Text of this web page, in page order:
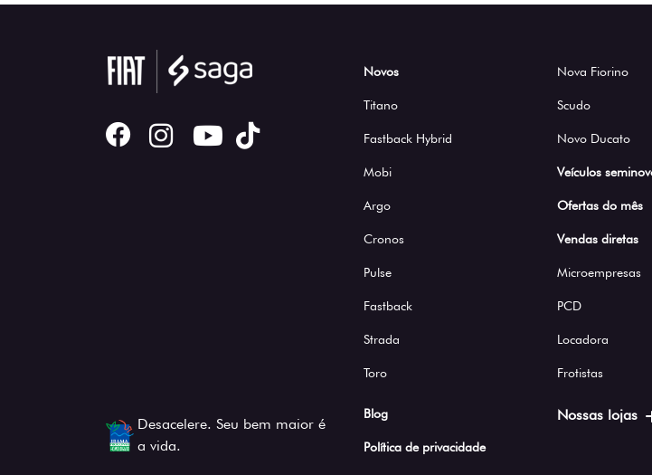
Desacelere. Seu bem maior é
a vida.
Novos
Titano
Fastback Hybrid
Mobi
Argo
Cronos
Pulse
Fastback
Strada
Toro
Nova Fiorino
Scudo
Novo Ducato
Veículos
Ofertas do mês
Vendas diretas
Microempresas
PCD
Locadora
Frotistas
Blog
Política de privacidade
Nossas lojas